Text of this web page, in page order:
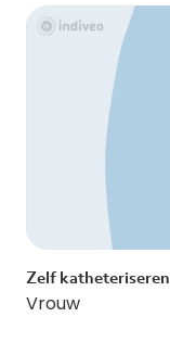
Zelf katheteriseren
Vrouw